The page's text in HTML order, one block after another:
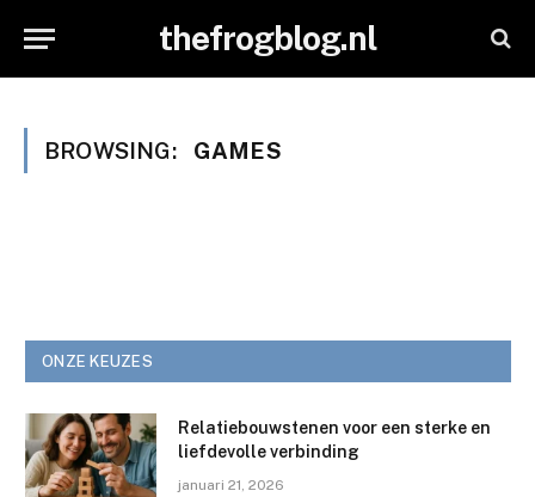
thefrogblog.nl
BROWSING: GAMES
ONZE KEUZES
Relatiebouwstenen voor een sterke en
liefdevolle verbinding
januari 21, 2026